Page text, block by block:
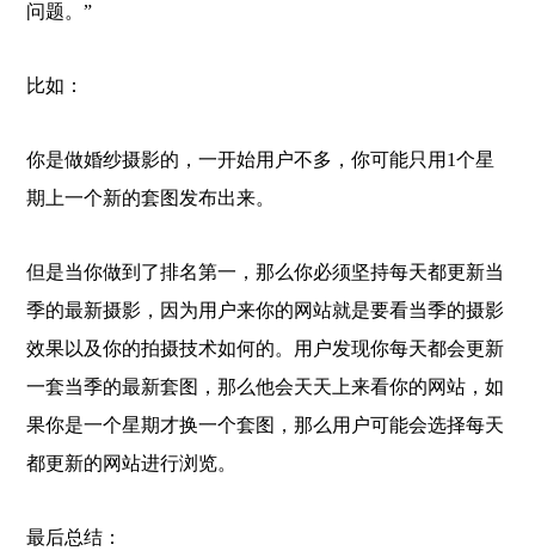
问题。”
比如：
你是做婚纱摄影的，一开始用户不多，你可能只用1个星
期上一个新的套图发布出来。
但是当你做到了排名第一，那么你必须坚持每天都更新当
季的最新摄影，因为用户来你的网站就是要看当季的摄影
效果以及你的拍摄技术如何的。用户发现你每天都会更新
一套当季的最新套图，那么他会天天上来看你的网站，如
果你是一个星期才换一个套图，那么用户可能会选择每天
都更新的网站进行浏览。
最后总结：